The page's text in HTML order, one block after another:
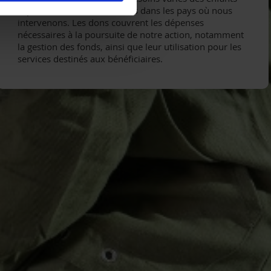
orphelins et de leurs familles dans les pays où nous
intervenons. Les dons couvrent les dépenses
nécessaires à la poursuite de notre action, notamment
la gestion des fonds, ainsi que leur utilisation pour les
services destinés aux bénéficiaires.